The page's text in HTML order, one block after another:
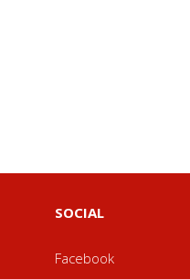
SOCIAL
Facebook